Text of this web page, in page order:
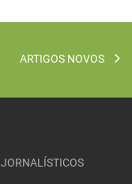
ARTIGOS NOVOS
JORNALÍSTICOS